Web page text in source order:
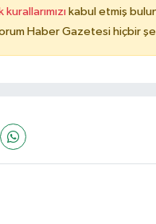
kabul etmiş
Haber Gazetesi hiçbir